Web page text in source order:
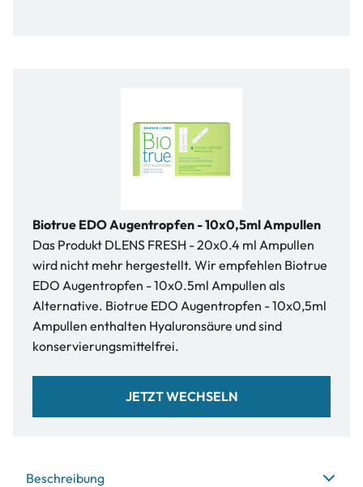
Biotrue EDO Augentropfen - 10x0,5ml Ampullen
Das Produkt DLENS FRESH - 20x0.4 ml Ampullen
wird nicht mehr hergestellt. Wir empfehlen Biotrue
EDO Augentropfen - 10x0.5ml Ampullen als
Alternative. Biotrue EDO Augentropfen - 10x0,5ml
Ampullen enthalten Hyaluronsäure und sind
konservierungsmittelfrei.
JETZT WECHSELN
Beschreibung